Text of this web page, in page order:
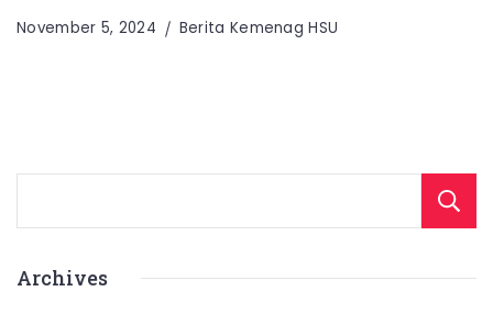
November 5, 2024 Berita Kemenag HSU
Archives